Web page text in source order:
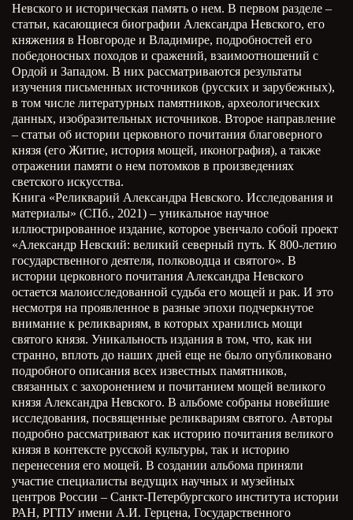
Невского и историческая память о нем. В первом разделе –
статьи, касающиеся биографии Александра Невского, его
княжения в Новгороде и Владимире, подробностей его
победоносных походов и сражений, взаимоотношений с
Ордой и Западом. В них рассматриваются результаты
изучения письменных источников (русских и зарубежных),
в том числе литературных памятников, археологических
данных, изобразительных источников. Второе направление
– статьи об истории церковного почитания благоверного
князя (его Житие, история мощей, иконография), а также
отражении памяти о нем потомков в произведениях
светского искусства.
Книга «Реликварий Александра Невского. Исследования и
материалы» (СПб., 2021) – уникальное научное
иллюстрированное издание, которое увенчало собой проект
«Александр Невский: великий северный путь. К 800-летию
государственного деятеля, полководца и святого». В
истории церковного почитания Александра Невского
остается малоисследованной судьба его мощей и рак. И это
несмотря на проявленное в разные эпохи подчеркнутое
внимание к реликвариям, в которых хранились мощи
святого князя. Уникальность издания в том, что, как ни
странно, вплоть до наших дней еще не было опубликовано
подробного описания всех известных памятников,
связанных с захоронением и почитанием мощей великого
князя Александра Невского. В альбоме собраны новейшие
исследования, посвященные реликвариям святого. Авторы
подробно рассматривают как историю почитания великого
князя в контексте русской культуры, так и историю
перенесения его мощей. В создании альбома приняли
участие специалисты ведущих научных и музейных
центров России – Санкт-Петербургского института истории
РАН, РГПУ имени А.И. Герцена, Государственного